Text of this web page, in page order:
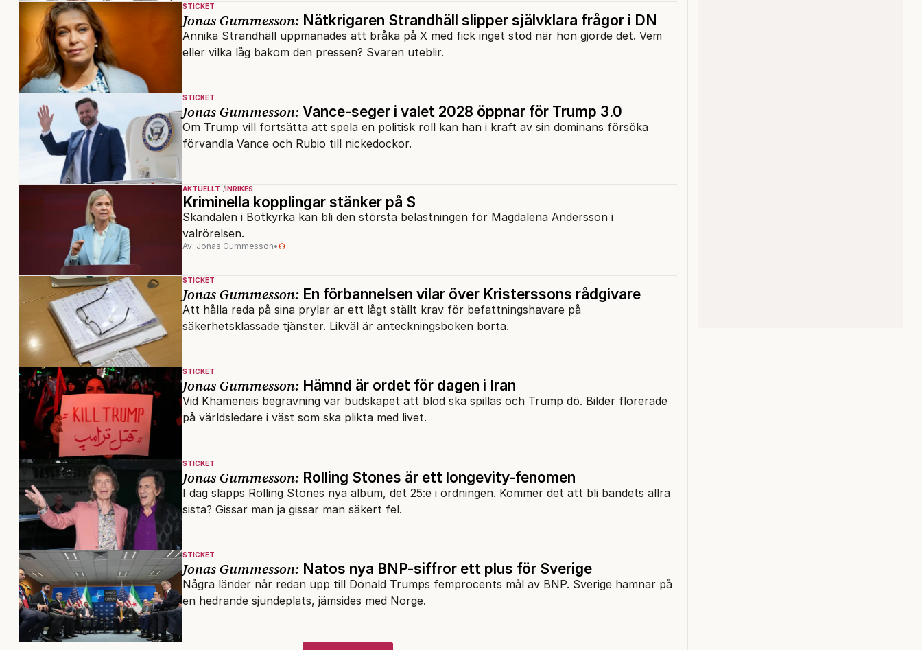
STICKET
Jonas Gummesson: Nätkrigaren Strandhäll slipper självklara frågor i DN
Annika Strandhäll uppmanades att bråka på X med fick inget stöd när hon gjorde det. Vem
eller vilka låg bakom den pressen? Svaren uteblir.
STICKET
Jonas Gummesson: Vance-seger i valet 2028 öppnar för Trump 3.0
Om Trump vill fortsätta att spela en politisk roll kan han i kraft av sin dominans försöka
förvandla Vance och Rubio till nickedockor.
AKTUELLT INRIKES
Kriminella kopplingar stänker på S
Skandalen i Botkyrka kan bli den största belastningen för Magdalena Andersson i
valrörelsen.
Av: Jonas Gummesson•
STICKET
Jonas Gummesson: En förbannelsen vilar över Kristerssons rådgivare
Att hålla reda på sina prylar är ett lågt ställt krav för befattningshavare på
säkerhetsklassade tjänster. Likväl är anteckningsboken borta.
STICKET
Jonas Gummesson: Hämnd är ordet för dagen i Iran
Vid Khameneis begravning var budskapet att blod ska spillas och Trump dö. Bilder florerade
på världsledare i väst som ska plikta med livet.
STICKET
Jonas Gummesson: Rolling Stones är ett longevity-fenomen
I dag släpps Rolling Stones nya album, det 25:e i ordningen. Kommer det att bli bandets allra
sista? Gissar man ja gissar man säkert fel.
STICKET
Jonas Gummesson: Natos nya BNP-siffror ett plus för Sverige
Några länder når redan upp till Donald Trumps femprocents mål av BNP. Sverige hamnar på
en hedrande sjundeplats, jämsides med Norge.